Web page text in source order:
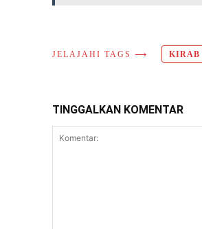
JELAJAHI TAGS ⟶ KIRAB
TINGGALKAN KOMENTAR